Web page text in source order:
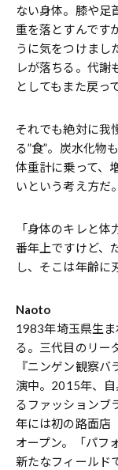
ない身体。膝や足
重を落とすんです
うに気をつけまし
レが落ちる。代謝
としてもまた戻っ
それでも絶対に我
る”食”。炭水化物
体重計に乗って、
いという考え方だ。
「身体のキレと
番年上ですけど、
し、そこは年齢に
Naoto
1983年埼玉県生
る。三代目のリー
『ニンゲン観察
演中。2015年、
るファッションブ
年には初の路面店
オープン。「パフ
新たなフィールド